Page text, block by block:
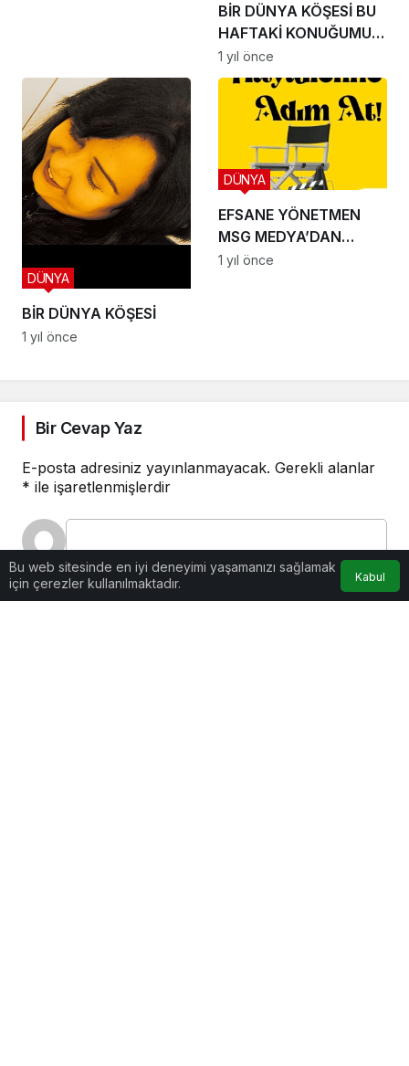
BİR DÜNYA KÖŞESİ BU
HAFTAKİ KONUĞUMUZ
İLE SÖYLEŞİMİZ
1 yıl önce
BİR DÜNYA KÖŞESİ
DÜNYA
1 yıl önce
EFSANE YÖNETMEN
MSG MEDYA’DAN
EFSUNLU BİR
DÜNYA
1 yıl önce
Bir Cevap Yaz
E-posta adresiniz yayınlanmayacak. Gerekli alanlar
* ile işaretlenmişlerdir
Bu web sitesinde en iyi deneyimi yaşamanızı sağlamak
için çerezler kullanılmaktadır.
Kabul